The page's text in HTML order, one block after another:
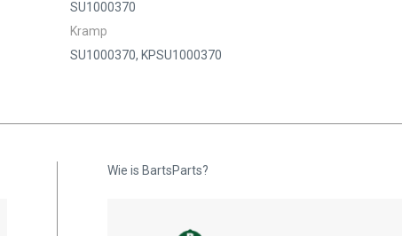
SU1000370
Kramp
SU1000370, KPSU1000370
Wie is BartsParts?